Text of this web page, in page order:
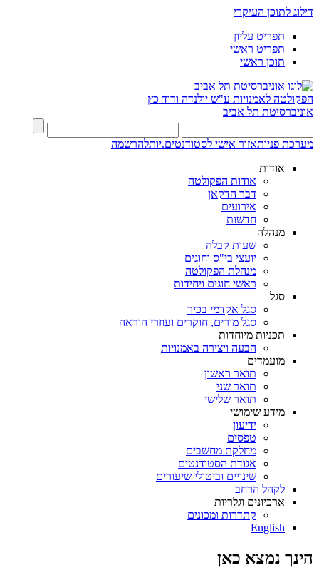
דילוג לתוכן העיקרי
תפריט עליון
תפריט ראשי
תוכן ראשי
הפקולטה לאמנויות ע"ש יולנדה ודוד כץ
אוניברסיטת תל אביב
מערכת פניותאזור אישי לסטודנטים.יותלהרשמה
אודות
אודות הפקולטה
דבר הדקאן
אירועים
חדשות
מנהלה
שעות קבלה
יועצי בי"ס וחוגים
מנהלת הפקולטה
ראשי חוגים ויחידות
סגל
סגל אקדמי בכיר
סגל מורים, חוקרים ועוזרי הוראה
תכניות מיוחדות
הבעה ויצירה באמנויות
מועמדים
תואר ראשון
תואר שני
תואר שלישי
מידע שימושי
ידיעון
טפסים
מחלקת מחשבים
אגודת הסטודנטים
שינויים וביטולי שיעורים
לקהל הרחב
ארכיונים וגלריות
קתדרות ומכונים
English
הינך נמצא כאן